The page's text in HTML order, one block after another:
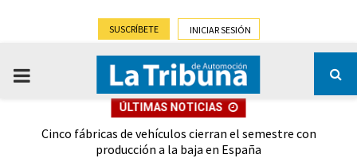
SUSCRÍBETE INICIAR SESIÓN
PRIMARY
ÚLTIMAS NOTICIAS
Cinco fábricas de vehículos cierran el semestre con
producción a la baja en España